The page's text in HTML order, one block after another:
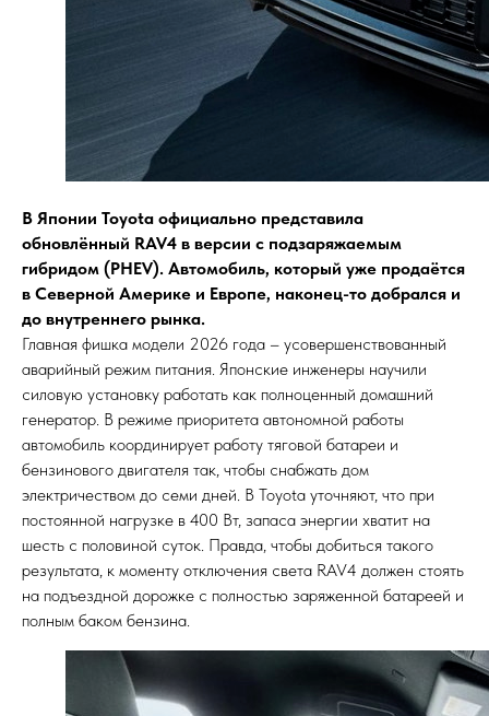
В Японии Toyota официально представила
обновлённый RAV4 в версии с подзаряжаемым
гибридом (PHEV). Автомобиль, который уже продаётся
в Северной Америке и Европе, наконец-то добрался и
до внутреннего рынка.
Главная фишка модели 2026 года – усовершенствованный
аварийный режим питания. Японские инженеры научили
силовую установку работать как полноценный домашний
генератор. В режиме приоритета автономной работы
автомобиль координирует работу тяговой батареи и
бензинового двигателя так, чтобы снабжать дом
электричеством до семи дней. В Toyota уточняют, что при
постоянной нагрузке в 400 Вт, запаса энергии хватит на
шесть с половиной суток. Правда, чтобы добиться такого
результата, к моменту отключения света RAV4 должен стоять
на подъездной дорожке с полностью заряженной батареей и
полным баком бензина.